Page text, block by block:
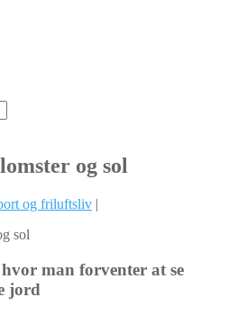
og sol
og friluftsliv |
man forventer at se
jord